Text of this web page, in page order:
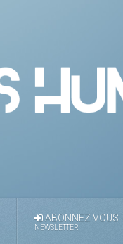
ABONNEZ VOUS !
NEWSLETTER